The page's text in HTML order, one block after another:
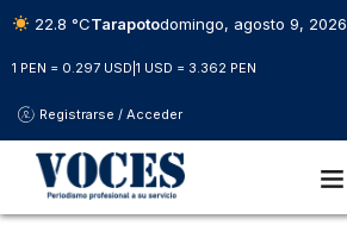
22.8 °CTarapotodomingo, agosto 9, 2026
1 PEN = 0.297 USD 1 USD = 3.362 PEN
Registrarse / Acceder